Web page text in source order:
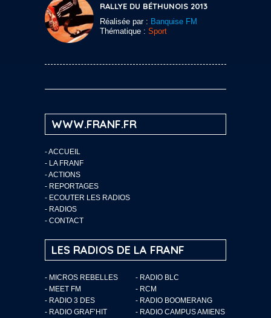
RALLYE DU BÉTHUNOIS 2013
Réalisée par : Banquise FM
Thématique : Sport
WWW.FRANF.FR
-ACCUEIL
- LA FRANF
-ACTIONS
- REPORTAGES
- ECOUTER LES RADIOS
- RADIOS
- CONTACT
LES RADIOS DE LA FRANF
- MICROS REBELLES
- RADIO BLC
- MEET FM
- RCM
- RADIO 3 DES
- RADIO BOOMERANG
- RADIO GRAF’HIT
- RADIO CAMPUS AMIENS